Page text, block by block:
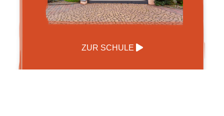
ZUR SCHULE